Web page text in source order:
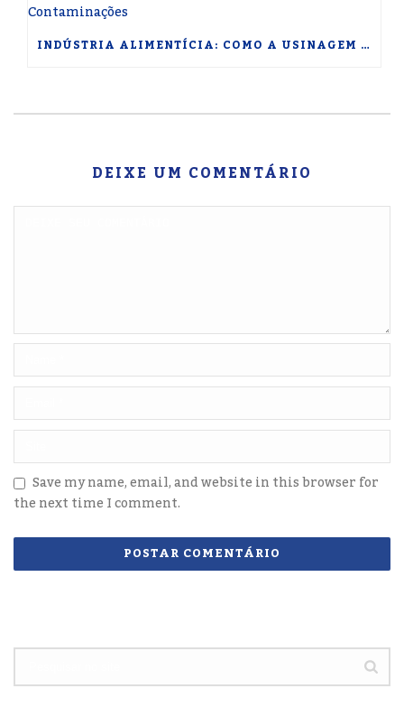
INDÚSTRIA ALIMENTÍCIA: COMO A USINAGEM DE POLÍMEROS GARANTE SEGURANÇA SANITÁRIA E EVITA CONTAMINAÇÕES
DEIXE UM COMENTÁRIO
Save my name, email, and website in this browser for
the next time I comment.